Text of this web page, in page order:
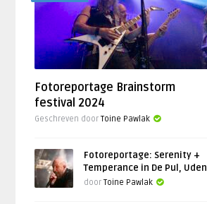
Fotoreportage Brainstorm
festival 2024
Geschreven doorToine Pawlak
Fotoreportage: Serenity +
Temperance in De Pul, Uden
doorToine Pawlak